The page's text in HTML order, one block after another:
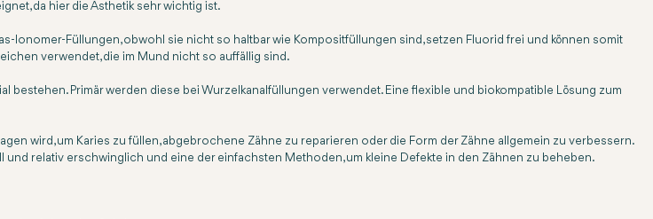
da hier die Ästhetik sehr wichtig ist.
Füllungen, obwohl sie nicht so haltbar wie Kompositfüllungen sind, setzen Fluorid frei und können somit
verwendet, die im Mund nicht so auffällig sind.
Primär werden diese bei Wurzelkanalfüllungen verwendet. Eine flexible und biokompatible Lösung zum
wird, um Karies zu füllen, abgebrochene Zähne zu reparieren oder die Form der Zähne allgemein zu verbessern.
relativ erschwinglich und eine der einfachsten Methoden, um kleine Defekte in den Zähnen zu beheben.